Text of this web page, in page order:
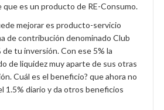
es un producto de RE-Consumo.
mejorar es producto-servicio
de contribución denominado Club
de tu inversión. Con ese 5% la
de liquidez muy aparte de sus otras
Cuál es el beneficio? que ahora no
1.5% diario y da otros beneficios